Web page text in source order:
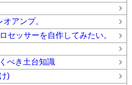
アンプ。
ッサーを自作してみたい。
べき土台知識
)